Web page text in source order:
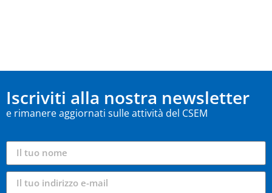
Iscriviti alla nostra newsletter
e rimanere aggiornati sulle attività del CSEM